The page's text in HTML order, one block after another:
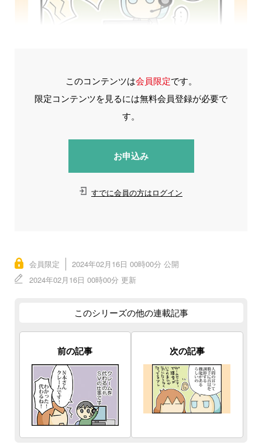
このコンテンツは会員限定です。
限定コンテンツを見るには無料会員登録が必要で
す。
お申込み
すでに会員の方はログイン
会員限定
2024年02月16日 00時00分 公開
2024年02月16日 00時00分 更新
このシリーズの他の連載記事
前の記事 次の記事